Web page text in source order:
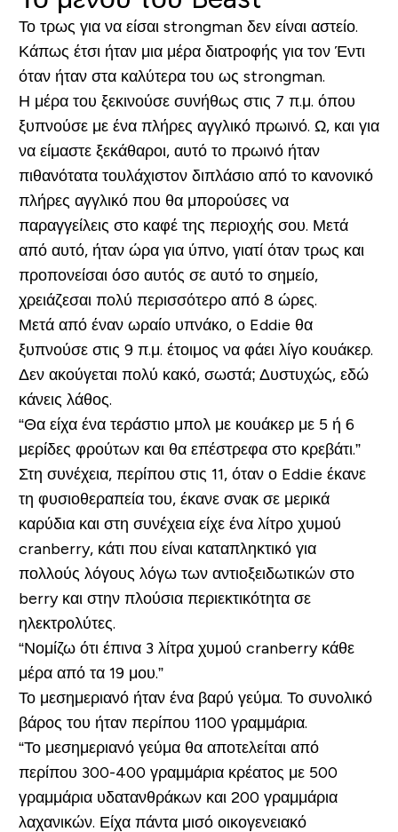
Το τρως για να είσαι strongman δεν είναι αστείο.
Κάπως έτσι ήταν μια μέρα διατροφής για τον Έντι
όταν ήταν στα καλύτερα του ως strongman.
Η μέρα του ξεκινούσε συνήθως στις 7 π.μ. όπου
ξυπνούσε με ένα πλήρες αγγλικό πρωινό. Ω, και για
να είμαστε ξεκάθαροι, αυτό το πρωινό ήταν
πιθανότατα τουλάχιστον διπλάσιο από το κανονικό
πλήρες αγγλικό που θα μπορούσες να
παραγγείλεις στο καφέ της περιοχής σου. Μετά
από αυτό, ήταν ώρα για ύπνο, γιατί όταν τρως και
προπονείσαι όσο αυτός σε αυτό το σημείο,
χρειάζεσαι πολύ περισσότερο από 8 ώρες.
Μετά από έναν ωραίο υπνάκο, ο Eddie θα
ξυπνούσε στις 9 π.μ. έτοιμος να φάει λίγο κουάκερ.
Δεν ακούγεται πολύ κακό, σωστά; Δυστυχώς, εδώ
κάνεις λάθος.
“Θα είχα ένα τεράστιο μπολ με κουάκερ με 5 ή 6
μερίδες φρούτων και θα επέστρεφα στο κρεβάτι.”
Στη συνέχεια, περίπου στις 11, όταν ο Eddie έκανε
τη φυσιοθεραπεία του, έκανε σνακ σε μερικά
καρύδια και στη συνέχεια είχε ένα λίτρο χυμού
cranberry, κάτι που είναι καταπληκτικό για
πολλούς λόγους λόγω των αντιοξειδωτικών στο
berry και στην πλούσια περιεκτικότητα σε
ηλεκτρολύτες.
“Νομίζω ότι έπινα 3 λίτρα χυμού cranberry κάθε
μέρα από τα 19 μου.”
Το μεσημεριανό ήταν ένα βαρύ γεύμα. Το συνολικό
βάρος του ήταν περίπου 1100 γραμμάρια.
“Το μεσημεριανό γεύμα θα αποτελείται από
περίπου 300-400 γραμμάρια κρέατος με 500
γραμμάρια υδατανθράκων και 200 ​​γραμμάρια
λαχανικών. Είχα πάντα μισό οικογενειακό